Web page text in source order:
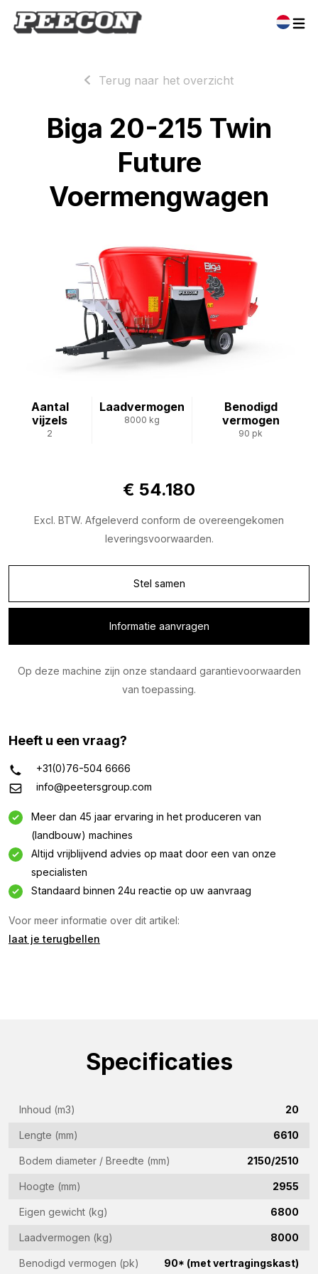
Terug naar het overzicht
Biga 20-215 Twin
Future
Voermengwagen
Aantal
vijzels
2
Laadvermogen
8000 kg
Benodigd
vermogen
90 pk
€ 54.180
Excl. BTW. Afgeleverd conform de overeengekomen
leveringsvoorwaarden.
Stel samen
Informatie aanvragen
Op deze machine zijn onze standaard garantievoorwaarden
van toepassing.
Heeft u een vraag?
+31(0)76-504 6666
info@peetersgroup.com
Meer dan 45 jaar ervaring in het produceren van
(landbouw) machines
Altijd vrijblijvend advies op maat door een van onze
specialisten
Standaard binnen 24u reactie op uw aanvraag
Voor meer informatie over dit artikel:
laat je terugbellen
Specificaties
Inhoud (m3) 20
Lengte (mm) 6610
Bodem diameter / Breedte (mm) 2150/2510
Hoogte (mm) 2955
Eigen gewicht (kg) 6800
Laadvermogen (kg) 8000
Benodigd vermogen (pk) 90* (met vertragingskast)
Informatie aanvragen
Geïnteresseerd in deze machine? Neem contact op